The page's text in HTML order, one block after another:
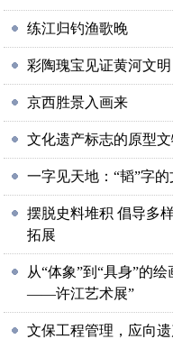
练江归钓渔歌晚
彩陶瑰宝见证黄河文明
京西胜景入画来
文化遗产标志的原型
一字见天地：“韬”字
摆脱史料堆积 倡导多
拓展
从“体象”到“具身”的
——许江艺术展”
文保工程管理，应向